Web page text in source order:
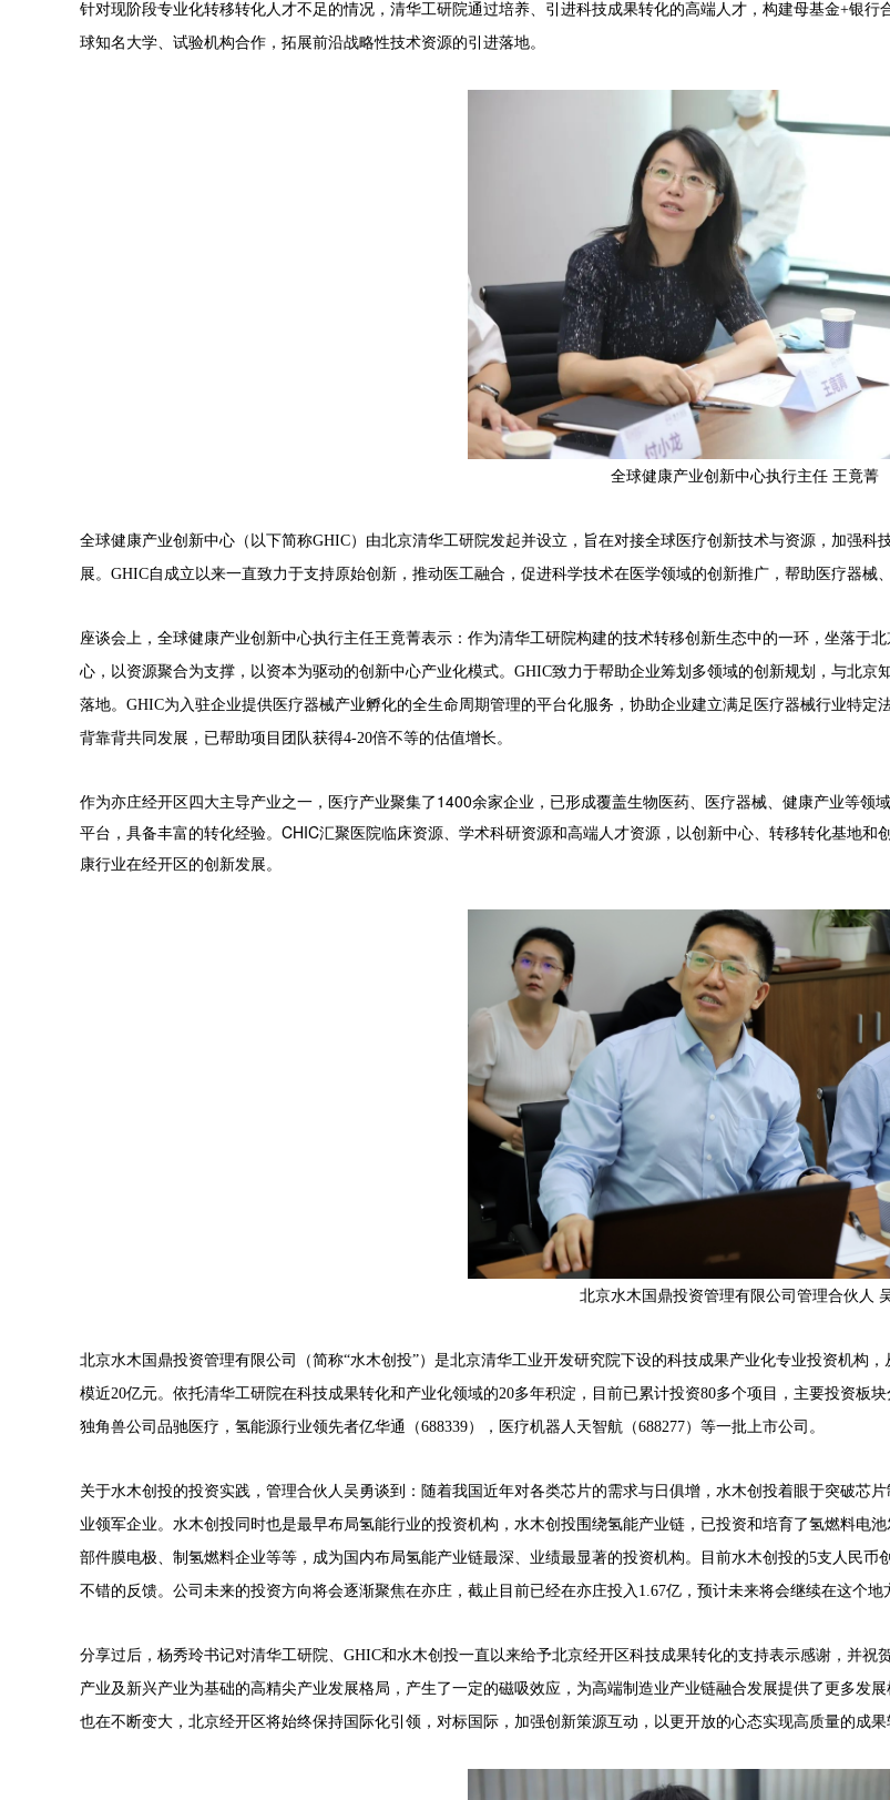
针对现阶段专业化转移转化人才不足的情况，清华工研院通过培养、引进科技成果转化的高端人才，构建母基金+银
球知名大学、试验机构合作，拓展前沿战略性技术资源的引进落地。
全球健康产业创新中心执行主任 王竟菁
全球健康产业创新中心（以下简称GHIC） 由北京清华工研院发起并设立，旨在对接全球医疗创新技术与资源，加强
展。 GHIC自成立以来一直致力于支持原始创新，推动医工融合，促进科学技术在医学领域的创新推广，帮助医疗器械
座谈会上，全球健康产业创新中心执行主任王竟菁表示：作为清华工研院构建的技术转移创新生态中的一环，坐落于
心，以资源聚合为支撑，以资本为驱动的创新中心产业化模式。 GHIC致力于帮助企业筹划多领域的创新规划，与北京
落地。 GHIC为入驻企业提供医疗器械产业孵化的全生命周期管理的平台化服务，协助企业建立满足医疗器械行业特定
背靠背共同发展，已帮助项目团队获得4-20倍不等的估值增长。
作为亦庄经开区四大主导产业之一，医疗产业聚集了1400余家企业，已形成覆盖生物医药、医疗器械、健康产业等
平台，具备丰富的转化经验。CHIC汇聚医院临床资源、学术科研资源和高端人才资源，以创新中心、转移转化基地
康行业在经开区的创新发展。
北京水木国鼎投资管理有限公司管理合伙人
北京水木国鼎投资管理有限公司（简称“水木创投”）是北京清华工业开发研究院下设的科技成果产业化专业投资机构
模近20亿元。依托清华工研院在科技成果转化和产业化领域的20多年积淀，目前已累计投资80多个项目，主要投资板
独角兽公司品驰医疗，氢能源行业领先者亿华通（688339），医疗机器人天智航（688277）等一批上市公司。
关于水木创投的投资实践，管理合伙人吴勇谈到： 随着我国近年对各类芯片的需求与日俱增，水木创投着眼于突破芯
业领军企业。 水木创投同时也是最早布局氢能行业的投资机构， 水木创投围绕氢能产业链，已投资和培育了氢燃料电
部件膜电极、制氢燃料企业等等，成为国内布局氢能产业链最深、业绩最显著的投资机构。目前水木创投的5支人民
不错的反馈。 公司未来的投资方向将会逐渐聚焦在亦庄，截止目前已经在亦庄投入1.67亿， 预计未来将会继续在这个地
分享过后，杨秀玲书记对清华工研院、 GHIC和水木创投一直以来给予北京经开区科技成果转化的支持表示感谢，并祝
产业及新兴产业为基础的高精尖产业发展格局，产生了一定的磁吸效应， 为高端制造业产业链融合发展提供了更多发
也在不断变大，北京经开区将始终保持国际化引领，对标国际， 加强创新策源互动，以更开放的心态实现高质量的成